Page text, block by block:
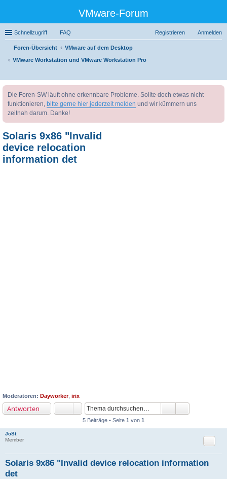
VMware-Forum
Schnellzugriff FAQ Anmelden
Registrieren
Foren-Übersicht
VMware auf dem Desktop
VMware Workstation und VMware Workstation Pro
uc
Die Foren-SW läuft ohne erkennbare Probleme. Sollte doch etwas nicht
funktionieren, bitte gerne hier jederzeit melden und wir kümmern uns
zeitnah darum. Danke!
Solaris 9x86 "Invalid
device relocation
information det
Moderatoren: Dayworker, irix
Antworten
5 Beiträge • Seite 1 von 1
JoSt
Member
Solaris 9x86 "Invalid device relocation information
det
Zitat